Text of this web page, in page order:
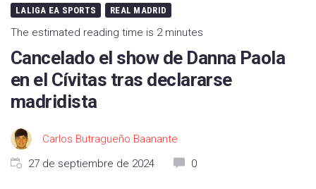
LALIGA EA SPORTS REAL MADRID
The estimated reading time is 2 minutes
Cancelado el show de Danna Paola
en el Cívitas tras declararse
madridista
Carlos Butragueño Baanante
27 de septiembre de 2024
0